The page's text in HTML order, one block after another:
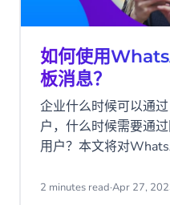
如何使用
板消息？
企业什么时候可以通
户，什么时候需要通
用户？本文将对
2 minutes read·Apr 27,